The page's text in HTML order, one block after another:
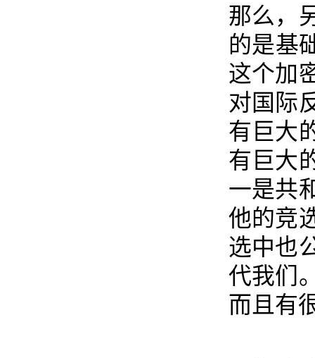
那么，
的是基
这个加
对国际
有巨大
有巨大
一是共
他的竞
选中也
代我们
而且有